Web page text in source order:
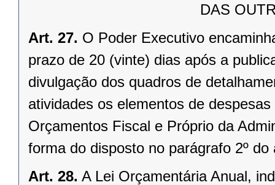
DAS
Art. 27. O Poder Executivo
prazo de 20 (vinte) dias após a
divulgação dos quadros de
atividades os elementos de
Orçamentos Fiscal e Próprio da
forma do disposto no parágrafo 2º do
Art. 28. A Lei Orçamentária Anual,